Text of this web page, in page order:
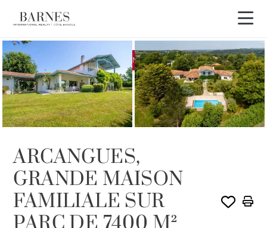
EXCLUSIVITÉ VENDU PAR BARNES
ARCANGUES,
GRANDE MAISON
FAMILIALE SUR